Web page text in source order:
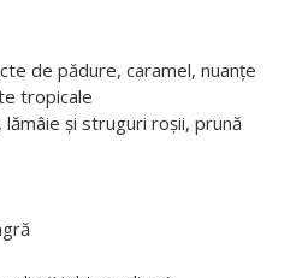
de pădure, caramel, nuanțe
tropicale
și struguri roșii, prună